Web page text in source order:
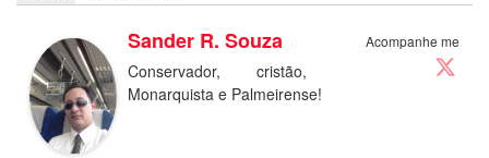
Acompanhe me
Sander R. Souza
Conservador, cristão,
Monarquista e Palmeirense!